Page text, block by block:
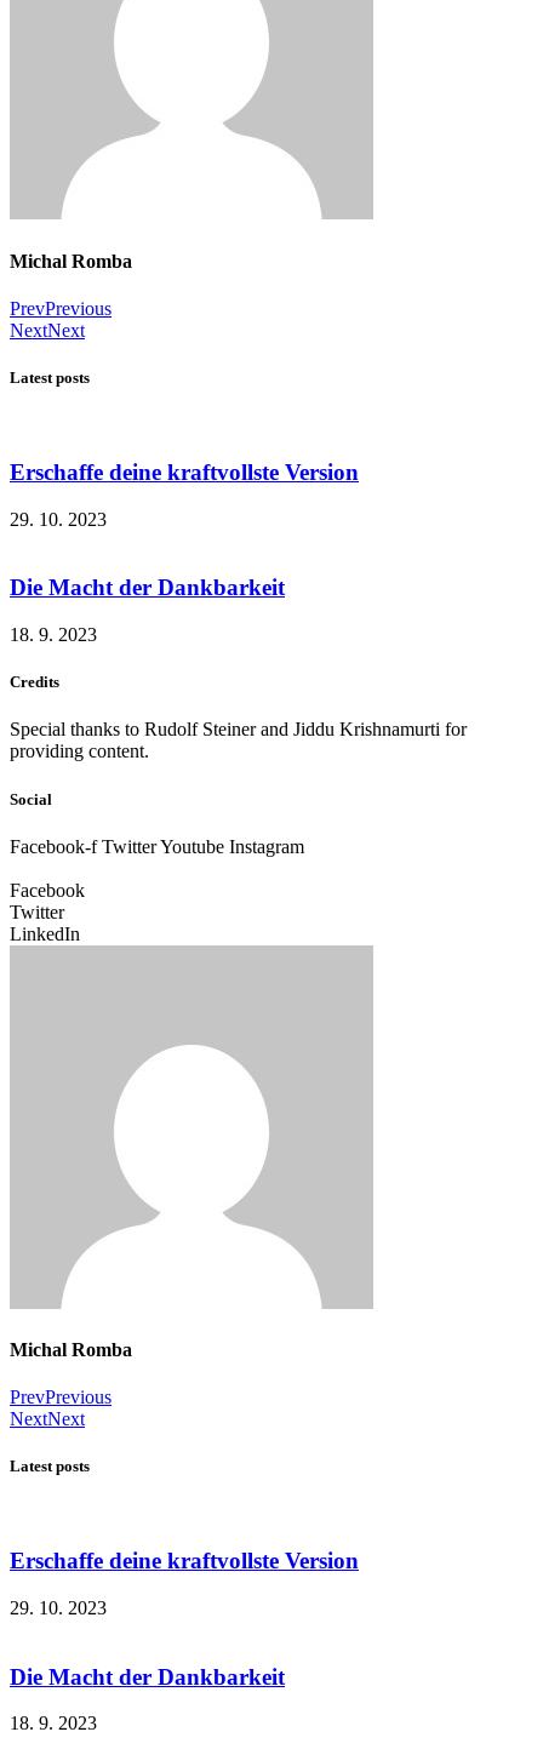
Michal Romba
PrevPrevious
NextNext
Latest posts
Erschaffe deine kraftvollste Version
29. 10. 2023
Die Macht der Dankbarkeit
18. 9. 2023
Credits
Special thanks to Rudolf Steiner and Jiddu Krishnamurti for
providing content.
Social
Facebook-f TwitterYoutube Instagram
Facebook
Twitter
LinkedIn
Michal Romba
PrevPrevious
NextNext
Latest posts
Erschaffe deine kraftvollste Version
29. 10. 2023
Die Macht der Dankbarkeit
18. 9. 2023